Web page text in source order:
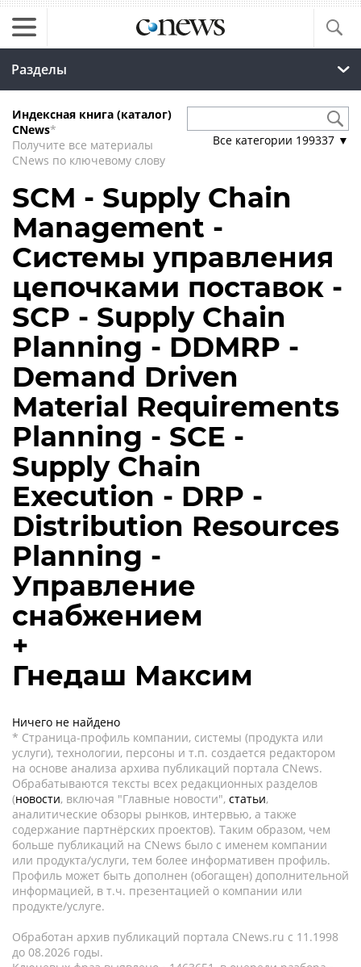
Разделы
Индексная книга (каталог)
CNews*
Получите все материалы
CNews по ключевому слову
Все категории 199337 ▼
SCM - Supply Chain
Management -
Системы управления
цепочками поставок -
SCP - Supply Chain
Planning - DDMRP -
Demand Driven
Material Requirements
Planning - SCE -
Supply Chain
Execution - DRP -
Distribution Resources
Planning -
Управление
снабжением
+
Гнедаш Максим
Ничего не найдено
* Страница-профиль компании, системы (продукта или
услуги), технологии, персоны и т.п. создается редактором
на основе анализа архива публикаций портала CNews.
Обрабатываются тексты всех редакционных разделов
(новости, включая "Главные новости", статьи,
аналитические обзоры рынков, интервью, а также
содержание партнёрских проектов). Таким образом, чем
больше публикаций на CNews было с именем компании
или продукта/услуги, тем более информативен профиль.
Профиль может быть дополнен (обогащен) дополнительной
информацией, в т.ч. презентацией о компании или
продукте/услуге.
Обработан архив публикаций портала CNews.ru c 11.1998
до 08.2026 годы.